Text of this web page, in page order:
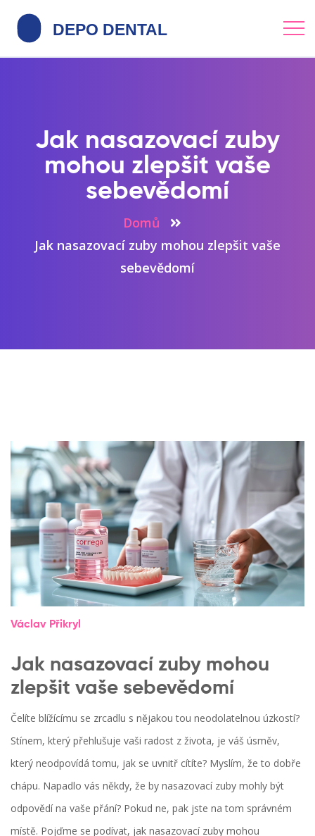
Jak nasazovací zuby
mohou zlepšit vaše
sebevědomí
Domů
Jak nasazovací zuby mohou zlepšit vaše
sebevědomí
Václav Přikryl
Jak nasazovací zuby mohou
zlepšit vaše sebevědomí
Čelíte blížícímu se zrcadlu s nějakou tou neodolatelnou úzkostí?
Stínem, který přehlušuje vaši radost z života, je váš úsměv,
který neodpovídá tomu, jak se uvnitř cítíte? Myslím, že to dobře
chápu. Napadlo vás někdy, že by nasazovací zuby mohly být
odpovědí na vaše přání? Pokud ne, pak jste na tom správném
místě. Pojďme se podívat, jak nasazovací zuby mohou